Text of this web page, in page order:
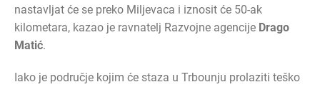
nastavljat će se preko Miljevaca i iznosit će 50-ak
kilometara, kazao je ravnatelj Razvojne agencije Drago
Matić.
Iako je područje kojim će staza u Trbounju prolaziti teško